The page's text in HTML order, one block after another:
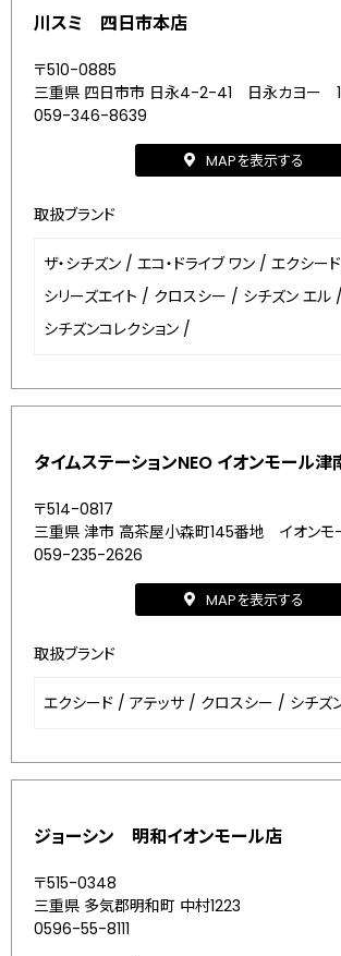
川スミ 四日市本店
〒510-0885
三重県 四日市市 日永4-2-41 日永カヨー
059-346-8639
MAPを表示する
取扱ブランド
ザ・シチズン / エコ・ドライブ ワン / エクシード
シリーズエイト / クロスシー / シチズン エル /
シチズンコレクション /
タイムステーションNEO イオンモール津
〒514-0817
三重県 津市 高茶屋小森町145番地 イオン
059-235-2626
MAPを表示する
取扱ブランド
エクシード / アテッサ / クロスシー / シチズ
ジョーシン 明和イオンモール店
〒515-0348
三重県 多気郡明和町 中村1223
0596-55-8111